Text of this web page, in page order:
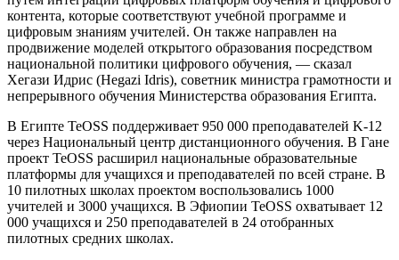
контента, которые соответствуют учебной программе и
цифровым знаниям учителей. Он также направлен на
продвижение моделей открытого образования посредством
национальной политики цифрового обучения, — сказал
Хегази Идрис (Hegazi Idris), советник министра грамотности и
непрерывного обучения Министерства образования Египта.
В Египте TeOSS поддерживает 950 000 преподавателей K-12
через Национальный центр дистанционного обучения. В Гане
проект TeOSS расширил национальные образовательные
платформы для учащихся и преподавателей по всей стране. В
10 пилотных школах проектом воспользовались 1000
учителей и 3000 учащихся. В Эфиопии TeOSS охватывает 12
000 учащихся и 250 преподавателей в 24 отобранных
пилотных средних школах.